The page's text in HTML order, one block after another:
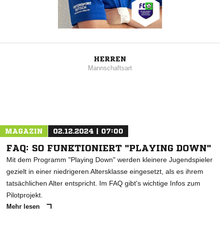
HERREN
Mannschaftsart
MAGAZIN 02.12.2024 | 07:00
FAQ: SO FUNKTIONIERT "PLAYING DOWN"
Mit dem Programm "Playing Down" werden kleinere Jugendspieler
gezielt in einer niedrigeren Altersklasse eingesetzt, als es ihrem
tatsächlichen Alter entspricht. Im FAQ gibt's wichtige Infos zum
Pilotprojekt.
Mehr lesen